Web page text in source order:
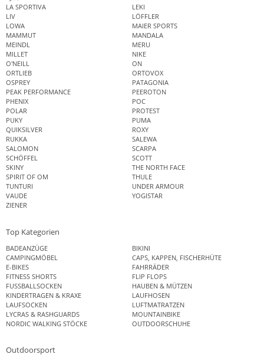
LA SPORTIVA
LEKI
LIV
LÖFFLER
LOWA
MAIER SPORTS
MAMMUT
MANDALA
MEINDL
MERU
MILLET
NIKE
O'NEILL
ON
ORTLIEB
ORTOVOX
OSPREY
PATAGONIA
PEAK PERFORMANCE
PEEROTON
PHENIX
POC
POLAR
PROTEST
PUKY
PUMA
QUIKSILVER
ROXY
RUKKA
SALEWA
SALOMON
SCARPA
SCHÖFFEL
SCOTT
SKINY
THE NORTH FACE
SPIRIT OF OM
THULE
TUNTURI
UNDER ARMOUR
VAUDE
YOGISTAR
ZIENER
Top Kategorien
BADEANZÜGE
BIKINI
CAMPINGMÖBEL
CAPS, KAPPEN, FISCHERHÜTE
E-BIKES
FAHRRÄDER
FITNESS SHORTS
FLIP FLOPS
FUSSBALLSOCKEN
HAUBEN & MÜTZEN
KINDERTRAGEN & KRAXE
LAUFHOSEN
LAUFSOCKEN
LUFTMATRATZEN
LYCRAS & RASHGUARDS
MOUNTAINBIKE
NORDIC WALKING STÖCKE
OUTDOORSCHUHE
Outdoorsport